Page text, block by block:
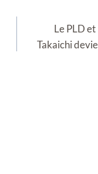
Le PLD
Takaichi